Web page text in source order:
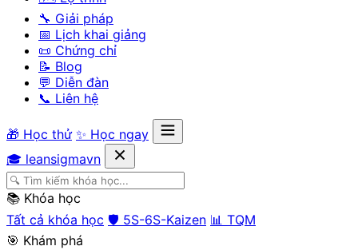
🔧 Giải pháp
📅 Lịch khai giảng
📜 Chứng chỉ
📝 Blog
💬 Diễn đàn
📞 Liên hệ
🎁 Học thử ✨ Học ngay
🎓 leansigmavn
📚 Khóa học
Tất cả khóa học 🛡️ 5S-6S-Kaizen 📊 TQM
🎯 Khám phá